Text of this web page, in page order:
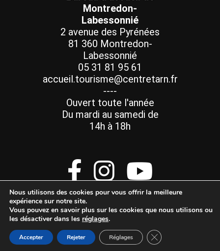
Montredon-
Labessonnié
2 avenue des Pyrénées
81 360 Montredon-
Labessonnié
05 31 81 95 61
accueil.tourisme@centretarn.fr
----
Ouvert toute l'année
Du mardi au samedi de
14h à 18h
Mentions Légales
Nous utilisons des cookies pour vous offrir la meilleure
expérience sur notre site.
Vous pouvez en savoir plus sur les cookies que nous utilisons ou
les désactiver dans les réglages.
Accepter Rejeter Réglages Fermer la bannière